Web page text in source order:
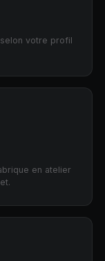
votre profil
en atelier